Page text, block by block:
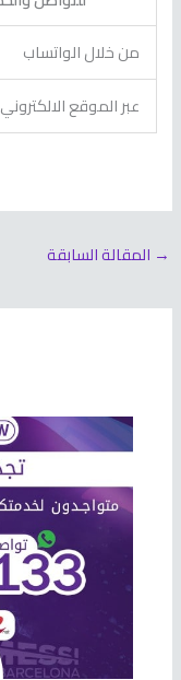
من خلال الواتساب
عبر الموقع الالكتروني
→ المقالة السابقة